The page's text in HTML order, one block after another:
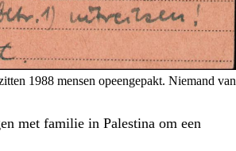
1988 mensen opeengepakt. Niemand van
met familie in Palestina om een